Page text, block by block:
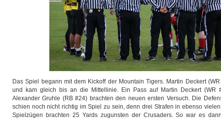
Das Spiel begann mit dem Kickoff der Mountain Tigers. Martin Deckert
und kam gleich bis an die Mittellinie. Ein Pass auf Martin Deckert (WR
Alexander Gruhle (RB #24) brachten den neuen ersten Versuch. Die
schien noch nicht richtig im Spiel zu sein, denn drei Strafen in ebenso
Spielzügen brachten 25 Yards zugunsten der Crusaders. So war es